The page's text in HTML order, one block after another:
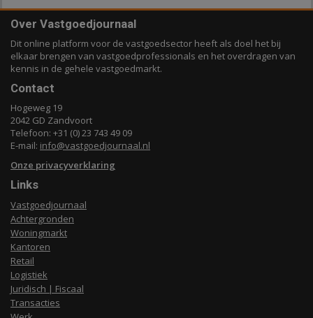
Over Vastgoedjournaal
Dit online platform voor de vastgoedsector heeft als doel het bij
elkaar brengen van vastgoedprofessionals en het overdragen van
kennis in de gehele vastgoedmarkt.
Contact
Hogeweg 19
2042 GD Zandvoort
Telefoon: +31 (0) 23 743 49 09
E-mail: info@vastgoedjournaal.nl
Onze privacyverklaring
Links
Vastgoedjournaal
Achtergronden
Woningmarkt
Kantoren
Retail
Logistiek
Juridisch | Fiscaal
Transacties